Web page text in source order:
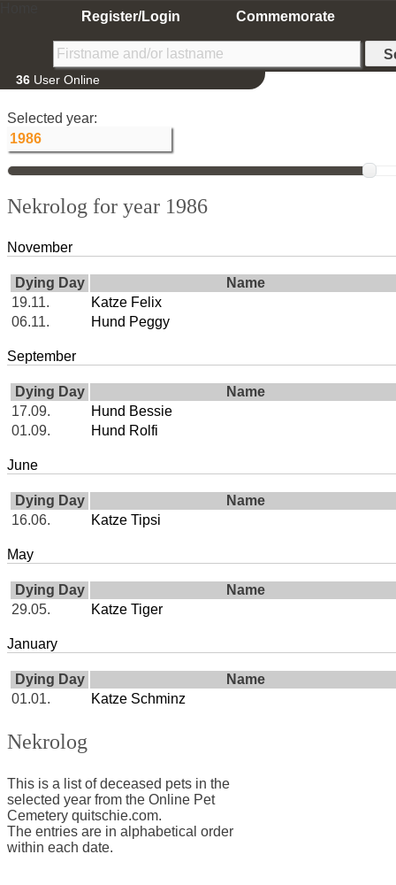
Register/Login Commemorate
36 User Online
Selected year:
Nekrolog for year 1986
November
Dying Day
Name
19.11.
Katze Felix
06.11.
Hund Peggy
September
Dying Day
Name
17.09.
Hund Bessie
01.09.
Hund Rolfi
June
Dying Day
Name
16.06.
Katze Tipsi
May
Dying Day
Name
29.05.
Katze Tiger
January
Dying Day
Name
01.01.
Katze Schminz
Nekrolog
This is a list of deceased pets in the
selected year from the Online Pet
Cemetery quitschie.com.
The entries are in alphabetical order
within each date.